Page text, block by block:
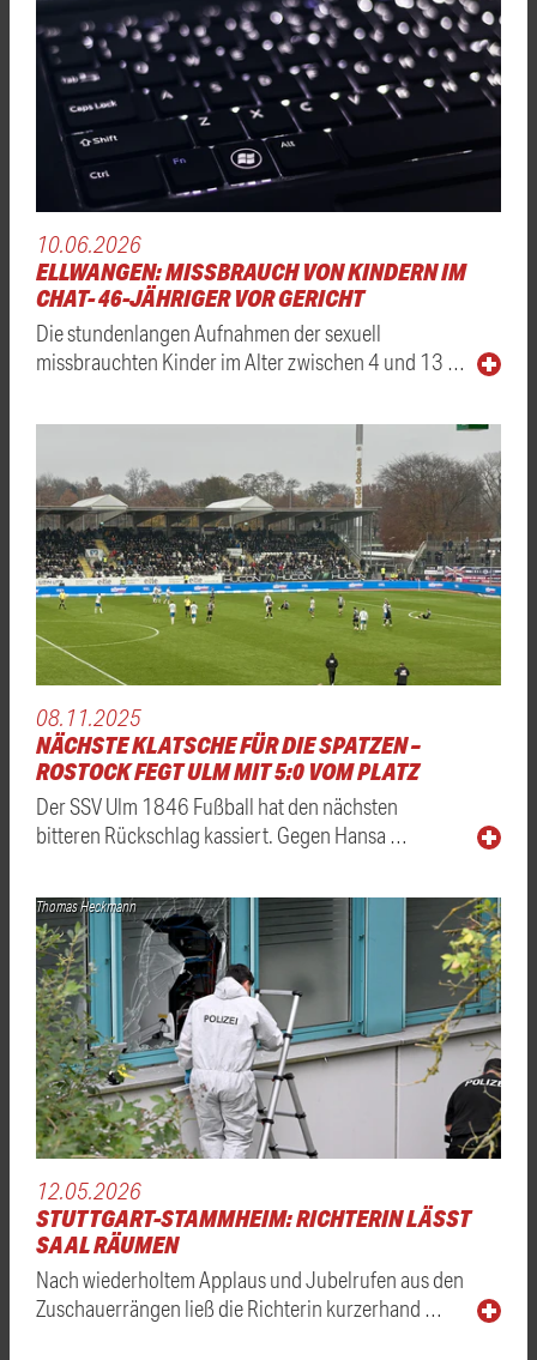
10.06.2026
ELLWANGEN: MISSBRAUCH VON KINDERN IM
CHAT- 46-JÄHRIGER VOR GERICHT
Die stundenlangen Aufnahmen der sexuell
missbrauchten Kinder im Alter zwischen 4 und 13 …
08.11.2025
NÄCHSTE KLATSCHE FÜR DIE SPATZEN –
ROSTOCK FEGT ULM MIT 5:0 VOM PLATZ
Der SSV Ulm 1846 Fußball hat den nächsten
bitteren Rückschlag kassiert. Gegen Hansa …
Thomas Heckmann
12.05.2026
STUTTGART-STAMMHEIM: RICHTERIN LÄSST
SAAL RÄUMEN
Nach wiederholtem Applaus und Jubelrufen aus den
Zuschauerrängen ließ die Richterin kurzerhand …